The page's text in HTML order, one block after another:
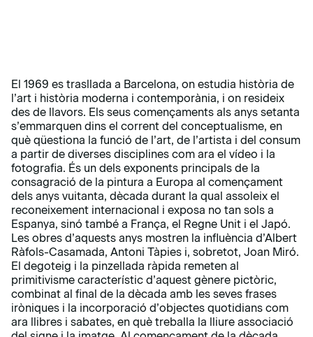
El 1969 es trasllada a Barcelona, on estudia història de
l’art i història moderna i contemporània, i on resideix
des de llavors. Els seus començaments als anys setanta
s’emmarquen dins el corrent del conceptualisme, en
què qüestiona la funció de l’art, de l’artista i del consum
a partir de diverses disciplines com ara el vídeo i la
fotografia. És un dels exponents principals de la
consagració de la pintura a Europa al començament
dels anys vuitanta, dècada durant la qual assoleix el
reconeixement internacional i exposa no tan sols a
Espanya, sinó també a França, el Regne Unit i el Japó.
Les obres d’aquests anys mostren la influència d’Albert
Ràfols-Casamada, Antoni Tàpies i, sobretot, Joan Miró.
El degoteig i la pinzellada ràpida remeten al
primitivisme característic d’aquest gènere pictòric,
combinat al final de la dècada amb les seves frases
iròniques i la incorporació d’objectes quotidians com
ara llibres i sabates, en què treballa la lliure associació